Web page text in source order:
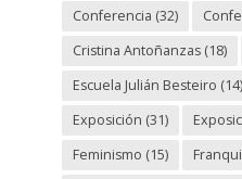
Conferencia (32)
Cristina Antoñanzas(18)
Escuela Julián Besteiro (14)
Exposición (31)
Feminismo (15)